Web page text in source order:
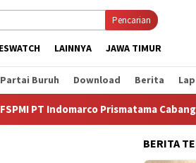
Pencarian
LAINNYA JAWA TIMUR
Partai Buruh Download Berita
Indomarco Prismatama Cabang
BERITA